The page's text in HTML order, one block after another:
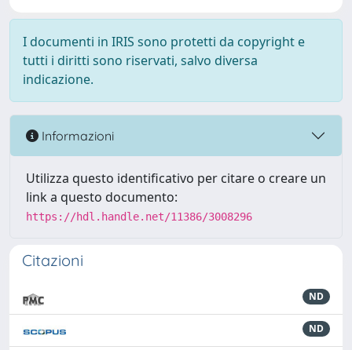
I documenti in IRIS sono protetti da copyright e
tutti i diritti sono riservati, salvo diversa
indicazione.
Informazioni
Utilizza questo identificativo per citare o creare un
link a questo documento:
https://hdl.handle.net/11386/3008296
Citazioni
ND
ND